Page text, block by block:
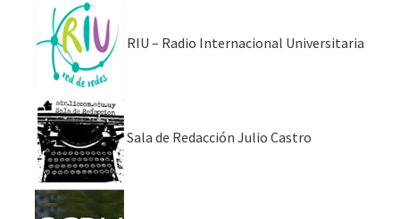
RIU – Radio Internacional Universitaria
Sala de Redacción Julio Castro